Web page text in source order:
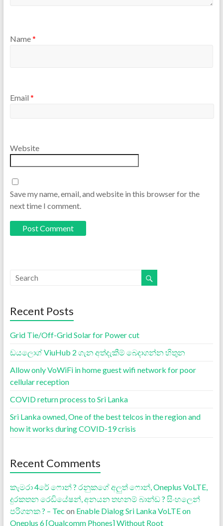
Name*
Email *
Website
Save my name, email, and website in this browser for the
next time I comment.
Recent Posts
Grid Tie/Off-Grid Solar for Power cut
ඩයලොග් ViuHub 2 ගැන අත්දැකීම් බෙදාගන්න හිතුන
Allow only VoWiFi in home guest wifi network for poor
cellular reception
COVID return process to Sri Lanka
Sri Lanka owned, One of the best telcos in the region and
how it works during COVID-19 crisis
Recent Comments
කැමරා 4රේ ෆොන් ? රනුකගේ අලුත් ෆොන්, Oneplus VoLTE,
දුරකතන රෙඩියේෂන්, අනයන තහනම් බාන්ඩ ? සිංහලෙන්
පරිගනක ? – Tec on Enable Dialog Sri Lanka VoLTE on
Oneplus 6 [Qualcomm Phones] Without Root